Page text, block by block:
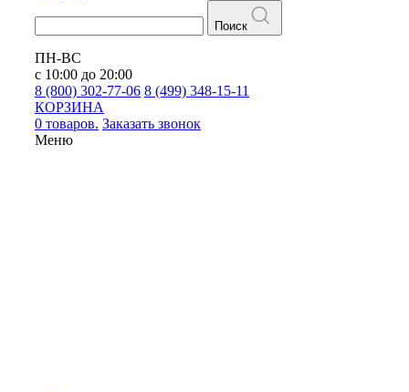
Поиск
ПН-ВС
с 10:00 до 20:00
8 (800) 302-77-06 8 (499) 348-15-11
КОРЗИНА
0 товаров. Заказать звонок
Меню